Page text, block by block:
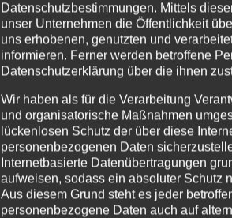
Datenschutzbestimmungen. Mittels
unser Unternehmen die Öffentlichkeit
uns erhobenen, genutzten und
informieren. Ferner werden betroffene
Datenschutzerklärung über die ihnen
Wir haben als für die Verarbeitung
und organisatorische Maßnahmen
lückenlosen Schutz der über diese
personenbezogenen Daten
Internetbasierte Datenübertragungen
aufweisen, sodass ein absoluter Schutz
Aus diesem Grund steht es jeder
personenbezogene Daten auch auf